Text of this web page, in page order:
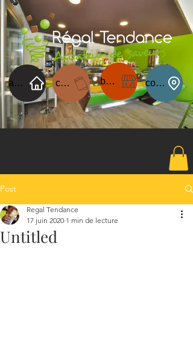
acceuil carte du jour boutique contact
Post
Untitled
Regal Tendance
17 juin 2020 1 min de lecture